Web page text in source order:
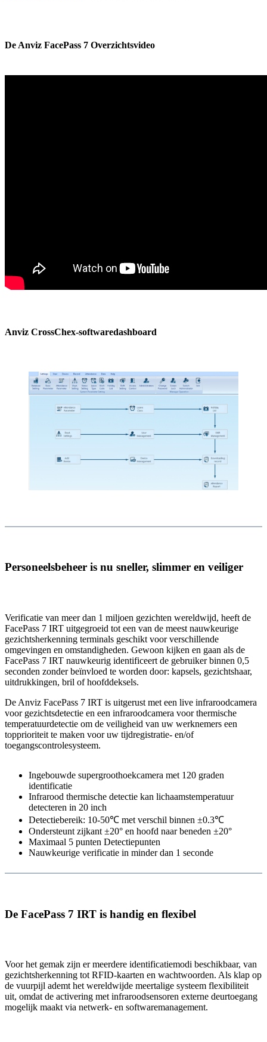
De Anviz FacePass 7 Overzichtsvideo
Anviz CrossChex-softwaredashboard
Personeelsbeheer is nu sneller, slimmer en veiliger
Verificatie van meer dan 1 miljoen gezichten wereldwijd, heeft de
FacePass 7 IRT uitgegroeid tot een van de meest nauwkeurige
gezichtsherkenning terminals geschikt voor verschillende
omgevingen en omstandigheden. Gewoon kijken en gaan als de
FacePass 7 IRT nauwkeurig identificeert de gebruiker binnen 0,5
seconden zonder beïnvloed te worden door: kapsels, gezichtshaar,
uitdrukkingen, bril of hoofddeksels.
De Anviz FacePass 7 IRT is uitgerust met een live infraroodcamera
voor gezichtsdetectie en een infraroodcamera voor thermische
temperatuurdetectie om de veiligheid van uw werknemers een
topprioriteit te maken voor uw tijdregistratie- en/of
toegangscontrolesysteem.
Ingebouwde supergroothoekcamera met 120 graden
identificatie
Infrarood thermische detectie kan lichaamstemperatuur
detecteren in 20 inch
Detectiebereik: 10-50℃ met verschil binnen ±0.3℃
Ondersteunt zijkant ±20° en hoofd naar beneden ±20°
Maximaal 5 punten Detectiepunten
Nauwkeurige verificatie in minder dan 1 seconde
De FacePass 7 IRT is handig en flexibel
Voor het gemak zijn er meerdere identificatiemodi beschikbaar, van
gezichtsherkenning tot RFID-kaarten en wachtwoorden. Als klap op
de vuurpijl ademt het wereldwijde meertalige systeem flexibiliteit
uit, omdat de activering met infraroodsensoren externe deurtoegang
mogelijk maakt via netwerk- en softwaremanagement.